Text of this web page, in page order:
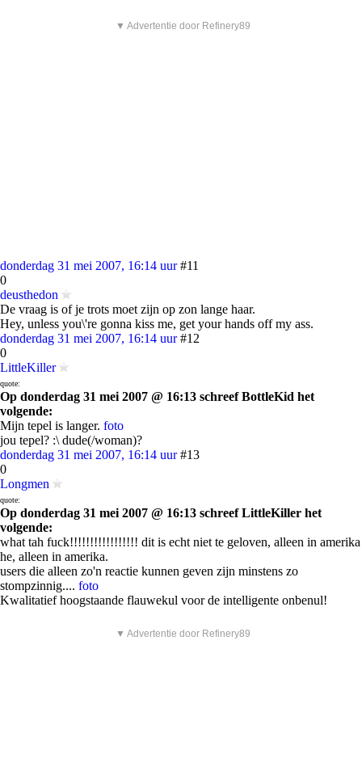
▼ Advertentie door Refinery89
donderdag 31 mei 2007, 16:14 uur #11
0
deusthedon
De vraag is of je trots moet zijn op zon lange haar.
Hey, unless you\'re gonna kiss me, get your hands off my ass.
donderdag 31 mei 2007, 16:14 uur #12
0
LittleKiller
quote:
Op donderdag 31 mei 2007 @ 16:13 schreef BottleKid het
volgende:
Mijn tepel is langer. foto
jou tepel? :\ dude(/woman)?
donderdag 31 mei 2007, 16:14 uur #13
0
Longmen
quote:
Op donderdag 31 mei 2007 @ 16:13 schreef LittleKiller het
volgende:
what tah fuck!!!!!!!!!!!!!!!!! dit is echt niet te geloven, alleen in amerika
he, alleen in amerika.
users die alleen zo'n reactie kunnen geven zijn minstens zo
stompzinnig.... foto
Kwalitatief hoogstaande flauwekul voor de intelligente onbenul!
▼ Advertentie door Refinery89